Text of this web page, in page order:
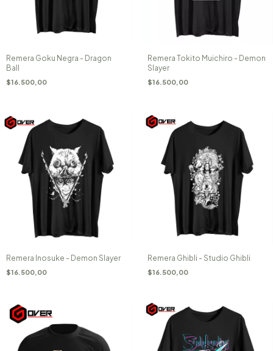
Remera Goku Negra - Dragon
Ball
$16.500,00
Remera Tokito Muichiro - Demon
Slayer
$16.500,00
Remera Inosuke - Demon Slayer
$16.500,00
Remera Ghibli - Studio Ghibli
$16.500,00